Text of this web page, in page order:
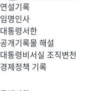
연설기록
임명인사
대통령서한
공개기록물 해설
대통령비서실 조직변천
경제정책 기록